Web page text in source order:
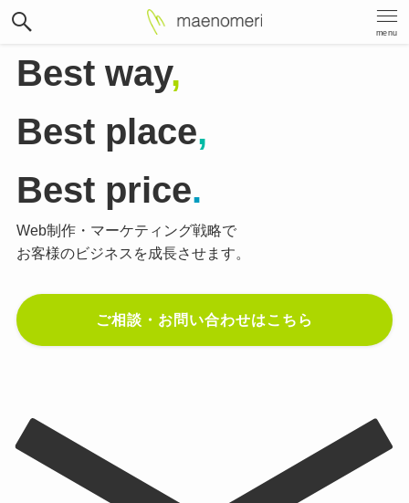
menu
Best way,
Best place,
Best price.
Web制作・マーケティング戦略で
お客様のビジネスを成長させます。
ご相談・お問い合わせはこちら